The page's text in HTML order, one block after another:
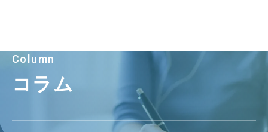
Column
コラム